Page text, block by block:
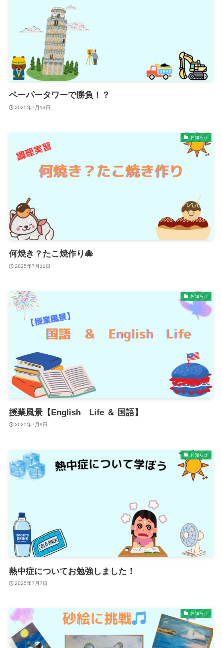
ペーパータワーで勝負！？
2025年7月13日
お知らせ
何焼き？たこ焼作り🐙
2025年7月11日
お知らせ
授業風景【English Life ＆ 国語】
2025年7月9日
お知らせ
熱中症についてお勉強しました！
2025年7月7日
お知らせ